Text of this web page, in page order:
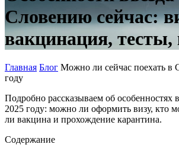
Словению сейчас:
вакцинация, тесты,
Главная Блог Можно ли сейчас поехать в
году
Подробно рассказываем об особенностях
2025 году: можно ли оформить визу, кто
ли вакцина и прохождение карантина.
Содержание